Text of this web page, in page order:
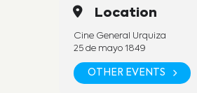
Location
Cine General Urquiza
25 de mayo 1849
OTHER EVENTS